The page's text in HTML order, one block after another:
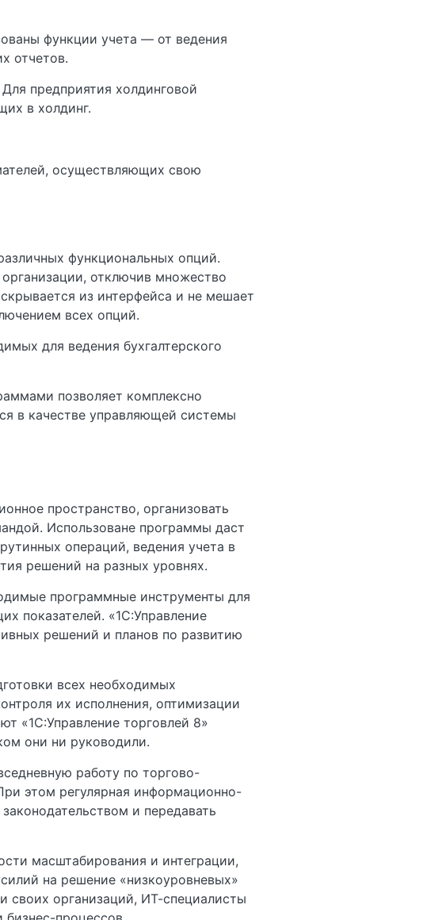
функции учета — от ведения
отчетов.
предприятия холдинговой
в холдинг.
осуществляющих свою
функциональных опций.
отключив множество
из интерфейса и не мешает
всех опций.
для ведения бухгалтерского
позволяет комплексно
в качестве управляющей системы
пространство, организовать
Использоване программы даст
операций, ведения учета в
решений на разных уровнях.
программные инструменты для
показателей. «1С:Управление
решений и планов по развитию
всех необходимых
их исполнения, оптимизации
«1С:Управление торговлей 8»
они ни руководили.
работу по торгово-
этом регулярная информационно-
и передавать
масштабирования и интеграции,
на решение «низкоуровневых»
своих организаций, ИТ-специалисты